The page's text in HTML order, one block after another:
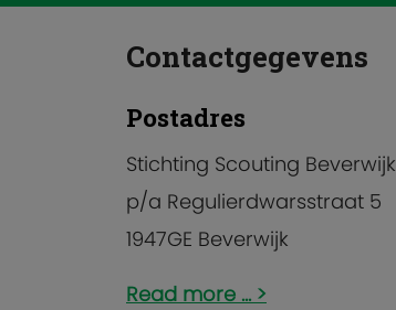
Contactgegevens
Postadres
Stichting Scouting Beverwijk
p/a Regulierdwarsstraat 5
1947GE Beverwijk
Read more ...